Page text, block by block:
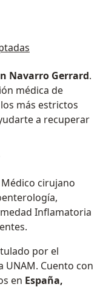
Navarro Gerrard.
médica de
más estrictos
a recuperar
Médico cirujano
Inflamatoria
por el
UNAM. Cuento con
en España,